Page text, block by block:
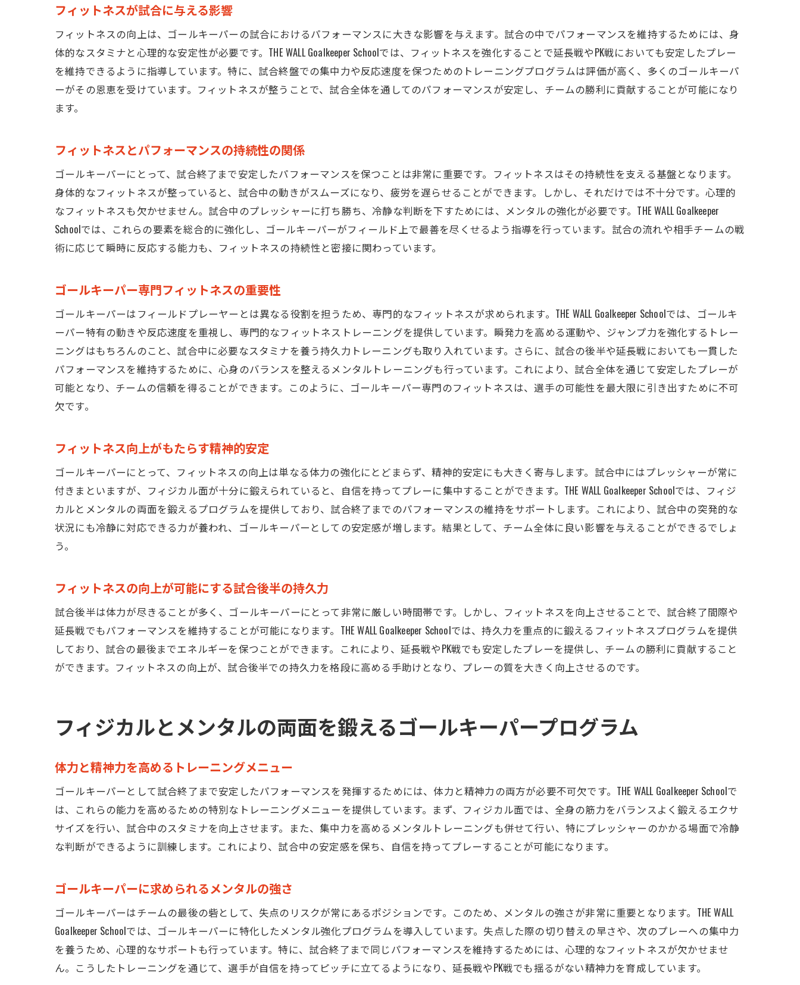
地域コミュニティとの連携による成長支援
地域イベント参加で得られる実戦経験
地域のサポートによる安心の環境作り
THE WALL Goalkeeper School独自のトレーニング方法とは
独自メソッドを活かしたトレーニングの内容
実践に即したトレーニングの効果
ゴールキーパー専用の最新トレーニング技術
個々の成長に合わせたトレーニングプラン
THE WALLならではのフィットネスプログラム
試合終了まで安定したパフォーマンスを保つ秘訣
体力管理とコンディション調整の方法
試合中の集中力を維持するテクニック
持久力向上のためのトレーニング
試合直前の精神的準備方法
延長戦でも揺るがないプレーヤーを育てる方法
心理的プレッシャーを克服する訓練
延長戦におけるメンタルの持久力
PK戦における精神力の鍛え方
ゴールキーパースクールが提供する実践的なフィットネス
実戦を想定したフィットネスプログラム
フィットネスと技術向上の相乗効果
実践的なトレーニングで得られる成果
フィットネスの効果を引き出すための指導法
埼玉と東京で選ばれるゴールキーパースクールの魅力
他スクールとの差別化を図るプログラム
地域の子どもたちに提供する専門的指導
埼玉と東京でのアクセスの良さと利便性
フィットネスが試合に与える影響
フィットネスの向上は、ゴールキーパーの試合におけるパフォーマンスに大きな影響を与えます。試合の中でパフォーマンスを維持するためには、身
体的なスタミナと心理的な安定性が必要です。THE WALL Goalkeeper Schoolでは、フィットネスを強化することで延長戦やPK戦においても安定したプレー
を維持できるように指導しています。特に、試合終盤での集中力や反応速度を保つためのトレーニングプログラムは評価が高く、多くのゴールキーパ
ーがその恩恵を受けています。フィットネスが整うことで、試合全体を通してのパフォーマンスが安定し、チームの勝利に貢献することが可能になり
ます。
フィットネスとパフォーマンスの持続性の関係
ゴールキーパーにとって、試合終了まで安定したパフォーマンスを保つことは非常に重要です。フィットネスはその持続性を支える基盤となります。
身体的なフィットネスが整っていると、試合中の動きがスムーズになり、疲労を遅らせることができます。しかし、それだけでは不十分です。心理的
なフィットネスも欠かせません。試合中のプレッシャーに打ち勝ち、冷静な判断を下すためには、メンタルの強化が必要です。THE WALL Goalkeeper
Schoolでは、これらの要素を総合的に強化し、ゴールキーパーがフィールド上で最善を尽くせるよう指導を行っています。試合の流れや相手チームの戦
術に応じて瞬時に反応する能力も、フィットネスの持続性と密接に関わっています。
ゴールキーパー専門フィットネスの重要性
ゴールキーパーはフィールドプレーヤーとは異なる役割を担うため、専門的なフィットネスが求められます。THE WALL Goalkeeper Schoolでは、ゴールキ
ーパー特有の動きや反応速度を重視し、専門的なフィットネストレーニングを提供しています。瞬発力を高める運動や、ジャンプ力を強化するトレー
ニングはもちろんのこと、試合中に必要なスタミナを養う持久力トレーニングも取り入れています。さらに、試合の後半や延長戦においても一貫した
パフォーマンスを維持するために、心身のバランスを整えるメンタルトレーニングも行っています。これにより、試合全体を通じて安定したプレーが
可能となり、チームの信頼を得ることができます。このように、ゴールキーパー専門のフィットネスは、選手の可能性を最大限に引き出すために不可
欠です。
フィットネス向上がもたらす精神的安定
ゴールキーパーにとって、フィットネスの向上は単なる体力の強化にとどまらず、精神的安定にも大きく寄与します。試合中にはプレッシャーが常に
付きまといますが、フィジカル面が十分に鍛えられていると、自信を持ってプレーに集中することができます。THE WALL Goalkeeper Schoolでは、フィジ
カルとメンタルの両面を鍛えるプログラムを提供しており、試合終了までのパフォーマンスの維持をサポートします。これにより、試合中の突発的な
状況にも冷静に対応できる力が養われ、ゴールキーパーとしての安定感が増します。結果として、チーム全体に良い影響を与えることができるでしょ
う。
フィットネスの向上が可能にする試合後半の持久力
試合後半は体力が尽きることが多く、ゴールキーパーにとって非常に厳しい時間帯です。しかし、フィットネスを向上させることで、試合終了間際や
延長戦でもパフォーマンスを維持することが可能になります。THE WALL Goalkeeper Schoolでは、持久力を重点的に鍛えるフィットネスプログラムを提供
しており、試合の最後までエネルギーを保つことができます。これにより、延長戦やPK戦でも安定したプレーを提供し、チームの勝利に貢献すること
ができます。フィットネスの向上が、試合後半での持久力を格段に高める手助けとなり、プレーの質を大きく向上させるのです。
フィジカルとメンタルの両面を鍛えるゴールキーパープログラム
体力と精神力を高めるトレーニングメニュー
ゴールキーパーとして試合終了まで安定したパフォーマンスを発揮するためには、体力と精神力の両方が必要不可欠です。THE WALL Goalkeeper Schoolで
は、これらの能力を高めるための特別なトレーニングメニューを提供しています。まず、フィジカル面では、全身の筋力をバランスよく鍛えるエクサ
サイズを行い、試合中のスタミナを向上させます。また、集中力を高めるメンタルトレーニングも併せて行い、特にプレッシャーのかかる場面で冷静
な判断ができるように訓練します。これにより、試合中の安定感を保ち、自信を持ってプレーすることが可能になります。
ゴールキーパーに求められるメンタルの強さ
ゴールキーパーはチームの最後の砦として、失点のリスクが常にあるポジションです。このため、メンタルの強さが非常に重要となります。THE WALL
Goalkeeper Schoolでは、ゴールキーパーに特化したメンタル強化プログラムを導入しています。失点した際の切り替えの早さや、次のプレーへの集中力
を養うため、心理的なサポートも行っています。特に、試合終了まで同じパフォーマンスを維持するためには、心理的なフィットネスが欠かせませ
ん。こうしたトレーニングを通じて、選手が自信を持ってピッチに立てるようになり、延長戦やPK戦でも揺るがない精神力を育成しています。